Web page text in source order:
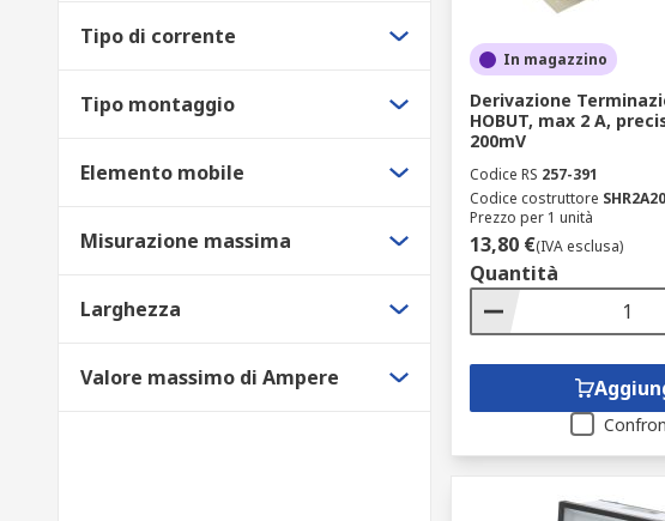
Tipo di corrente
Tipo montaggio
Elemento mobile
Misurazione massima
Larghezza
Valore massimo di Ampere
In magazzino
Derivazione
HOBUT, max 2 A,
200mV
Codice RS 257-391
Codice costruttore
Prezzo per 1 unità
13,80 €(IVA esclusa)
Quantità